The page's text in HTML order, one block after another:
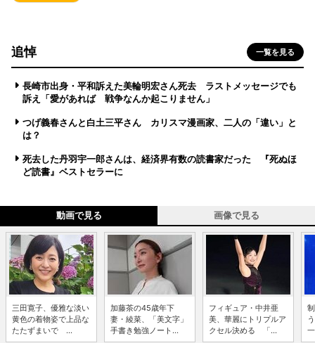
追悼 一覧を見る
長崎市出身・平和訴えた美輪明宏さん死去 ラストメッセージでも
訴え「愛があれば 戦争なんか起こりません」
つげ義春さんと白土三平さん カリスマ漫画家、二人の「違い」と
は？
死去した丹羽宇一郎さんは、経済界有数の読書家だった 『死ぬほ
ど読書』ベストセラーに
動画で見る 画像で見る
三田寛子、優雅な淡い
黄色の着物姿で上品な
たたずまいで ...
加藤茶の45歳年下
妻・綾菜、「美文字」
手書き勉強ノート...
フィギュア・中井亜
美、華麗にトリプルア
クセル決める 「...